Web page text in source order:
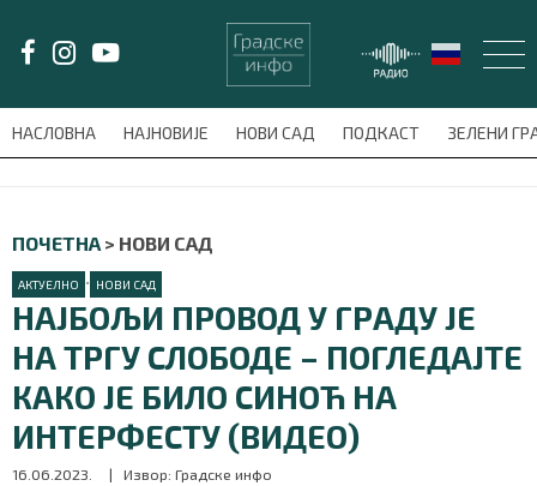
НАСЛОВНА НАЈНОВИЈЕ НОВИ САД ПОДКАСТ ЗЕЛЕНИ
meni'); $this_item = current( wp_filter_object_list(
ПОЧЕТНА > НОВИ САД
АКТУЕЛНО • НОВИ САД
НАЈБОЉИ ПРОВОД У ГРАДУ ЈЕ
НА ТРГУ СЛОБОДЕ – ПОГЛЕДАЈТЕ
КАКО ЈЕ БИЛО СИНОЋ НА
ИНТЕРФЕСТУ (ВИДЕО)
16.06.2023. | Извор: Градске инфо
LAT/ЋИР
НАЈНОВИЈЕ
НОВИ САД
ПОДКАСТ
ЗЕЛЕНИ ГРАД